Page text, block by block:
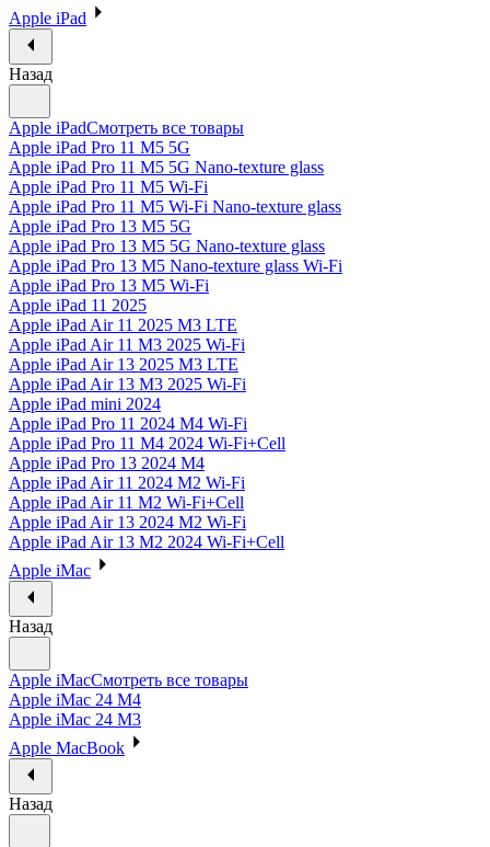
Apple iPad
Назад
Apple iPadСмотреть все товары
Apple iPad Pro 11 M5 5G
Apple iPad Pro 11 M5 5G Nano-texture glass
Apple iPad Pro 11 M5 Wi-Fi
Apple iPad Pro 11 M5 Wi-Fi Nano-texture glass
Apple iPad Pro 13 M5 5G
Apple iPad Pro 13 M5 5G Nano-texture glass
Apple iPad Pro 13 M5 Nano-texture glass Wi-Fi
Apple iPad Pro 13 M5 Wi-Fi
Apple iPad 11 2025
Apple iPad Air 11 2025 M3 LTE
Apple iPad Air 11 M3 2025 Wi-Fi
Apple iPad Air 13 2025 M3 LTE
Apple iPad Air 13 M3 2025 Wi-Fi
Apple iPad mini 2024
Apple iPad Pro 11 2024 M4 Wi-Fi
Apple iPad Pro 11 M4 2024 Wi-Fi+Cell
Apple iPad Pro 13 2024 M4
Apple iPad Air 11 2024 M2 Wi-Fi
Apple iPad Air 11 M2 Wi-Fi+Cell
Apple iPad Air 13 2024 M2 Wi-Fi
Apple iPad Air 13 M2 2024 Wi-Fi+Cell
Apple iMac
Назад
Apple iMacСмотреть все товары
Apple iMac 24 M4
Apple iMac 24 M3
Apple MacBook
Назад